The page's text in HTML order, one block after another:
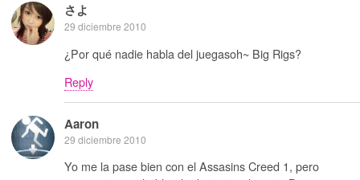
さよ
29 diciembre 2010
¿Por qué nadie habla del juegasoh~ Big Rigs?
Reply
Aaron
29 diciembre 2010
Yo me la pase bien con el Assasins Creed 1, pero